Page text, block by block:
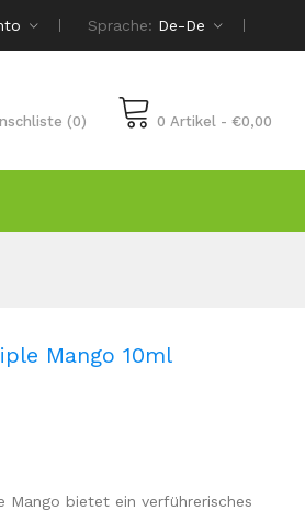
Sprache: De-De
(0) 0 Artikel - €0,00
Mango 10ml
Mango bietet ein verführerisches